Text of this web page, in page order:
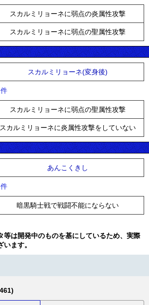
スカルミリョーネに弱点の炎属性攻撃
スカルミリョーネに弱点の聖属性攻撃
スカルミリョーネ(変身後)
スカルミリョーネに弱点の聖属性攻撃
スカルミリョーネに炎属性攻撃をしていない
あんこくきし
暗黒騎士戦で戦闘不能にならない
等は開発中のものを基にしているため、実際
ます。